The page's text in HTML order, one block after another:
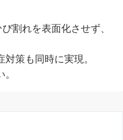
割れを表面化させず、
策も同時に実現。